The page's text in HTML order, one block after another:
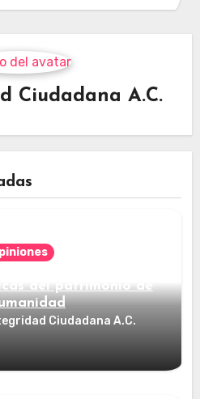
Ciudadana A.C.
del patrimonio de
Ciudadana A.C.